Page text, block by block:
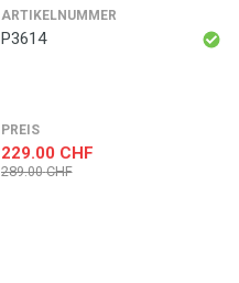
ARTIKELNUMMER
P3614
PREIS
229.00 CHF
289.00 CHF